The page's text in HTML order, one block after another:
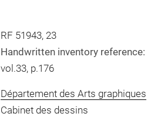
RF 51943, 23
Handwritten inventory reference:
vol.33, p.176
Département des Arts graphiques
Cabinet des dessins